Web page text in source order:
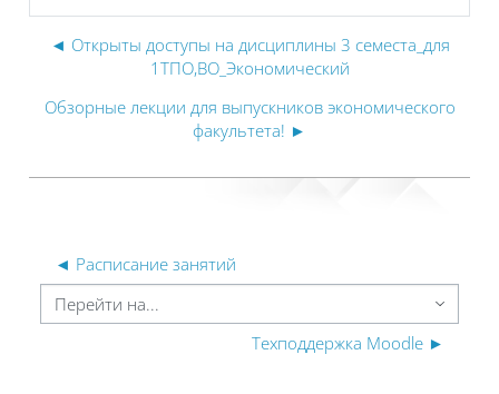
◄ Открыты доступы на дисциплины 3 семеста_для
1ТПО,ВО_Экономический
Обзорные лекции для выпускников экономического
факультета! ►
◄ Расписание занятий
на...
Техподдержка Moodle ►